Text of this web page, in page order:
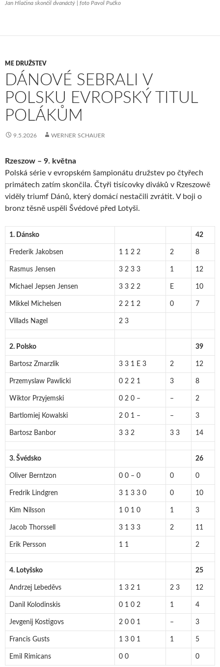
Jan Hlačina skončil dvanáctý | foto Pavol Pučko
ME DRUŽSTEV
DÁNOVÉ SEBRALI V
POLSKU EVROPSKÝ TITUL
POLÁKŮM
9.5.2026 WERNER SCHAUER
Rzeszow – 9. května
Polská série v evropském šampionátu družstev po čtyřech
primátech zatím skončila. Čtyři tisícovky diváků v Rzeszowě
viděly triumf Dánů, který domácí nestačili zvrátit. V boji o
bronz těsně uspěli Švédové před Lotyši.
1. Dánsko 42
Frederik Jakobsen 1 1 2 2 2 8
Rasmus Jensen 3 2 3 3 1 12
Michael Jepsen Jensen 3 3 2 2 E 10
Mikkel Michelsen 2 2 1 2 0 7
Villads Nagel 2 3
2. Polsko 39
Bartosz Zmarzlik 3 3 1 E 3 2 12
Przemyslaw Pawlicki 0 2 2 1 3 8
Wiktor Przyjemski 0 2 0 – – 2
Bartlomiej Kowalski 2 0 1 – – 3
Bartosz Banbor 3 3 2 3 3 14
3. Švédsko 26
Oliver Berntzon 0 0 – 0 0 0
Fredrik Lindgren 3 1 3 3 0 0 10
Kim Nilsson 1 0 1 0 1 3
Jacob Thorssell 3 1 3 3 2 11
Erik Persson 1 1 2
4. Lotyšsko 25
Andrzej Lebeděvs 1 3 2 1 2 3 12
Danil Kolodinskis 0 1 0 2 1 4
Jevgenij Kostigovs 2 0 0 1 – 3
Francis Gusts 1 3 0 1 1 5
Emil Rimicans 0 0 0